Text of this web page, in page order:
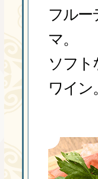
フルー
マ。
ソフト
ワイン